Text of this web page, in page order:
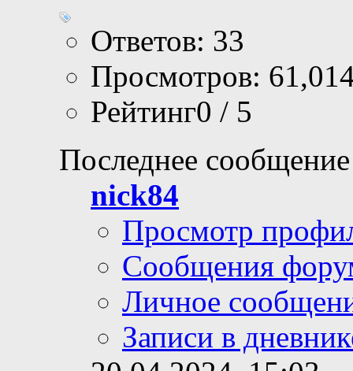
Ответов: 33
Просмотров:
Рейтинг0 / 5
Последнее
nick84
Просмотр
Сообщения
Личное
Записи в